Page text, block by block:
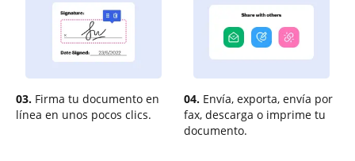
03. Firma tu documento en
línea en unos pocos clics.
04. Envía, exporta, envía por
fax, descarga o imprime tu
documento.